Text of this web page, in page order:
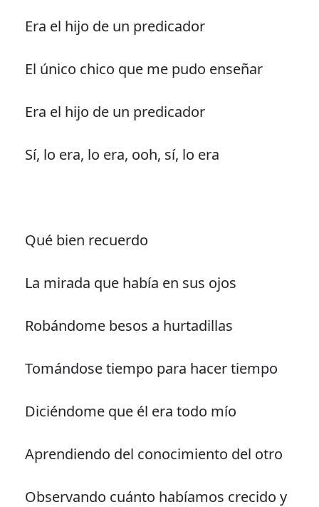
Era el hijo de un predicador
El único chico que me pudo enseñar
Era el hijo de un predicador
Sí, lo era, lo era, ooh, sí, lo era
Qué bien recuerdo
La mirada que había en sus ojos
Robándome besos a hurtadillas
Tomándose tiempo para hacer tiempo
Diciéndome que él era todo mío
Aprendiendo del conocimiento del otro
Observando cuánto habíamos crecido y